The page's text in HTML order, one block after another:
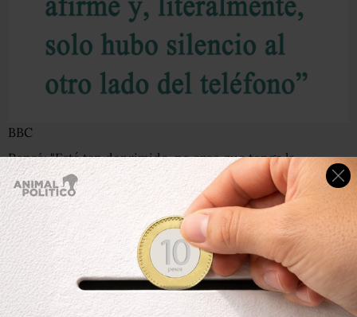
BBC
Pensé: "Está tan deprimido, no creo que tenga la
capacidad mental para lidiar con una aventura y
mantenerla en secreto". Así que lo dejé ahí.
Con el tiempo, contacté con Maurice y decidí que si
había sido capaz de abandonar el hogar familiar sin
decirle adiós a su hijo, que estaba en la casa en ese
momento, entonces no pertenecía a nuestra familia. Así
que empecé con los trámites de divorcio.